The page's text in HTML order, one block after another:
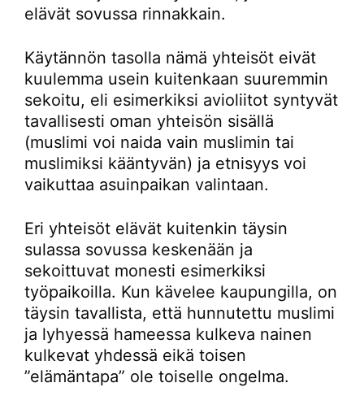
elävät sovussa rinnakkain.
Käytännön tasolla nämä yhteisöt eivät
kuulemma usein kuitenkaan suuremmin
sekoitu, eli esimerkiksi avioliitot syntyvät
tavallisesti oman yhteisön sisällä
(muslimi voi naida vain muslimin tai
muslimiksi kääntyvän) ja etnisyys voi
vaikuttaa asuinpaikan valintaan.
Eri yhteisöt elävät kuitenkin täysin
sulassa sovussa keskenään ja
sekoittuvat monesti esimerkiksi
työpaikoilla. Kun kävelee kaupungilla, on
täysin tavallista, että hunnutettu muslimi
ja lyhyessä hameessa kulkeva nainen
kulkevat yhdessä eikä toisen
”elämäntapa” ole toiselle ongelma.